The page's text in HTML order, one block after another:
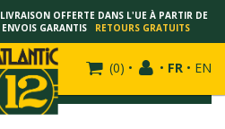
LIVRAISON OFFERTE DANS L'UE À PARTIR DE
ENVOIS GARANTIS RETOURS GRATUITS
(0) • • FR • EN